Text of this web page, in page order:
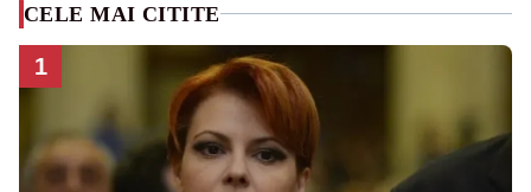
CELE MAI CITITE
1